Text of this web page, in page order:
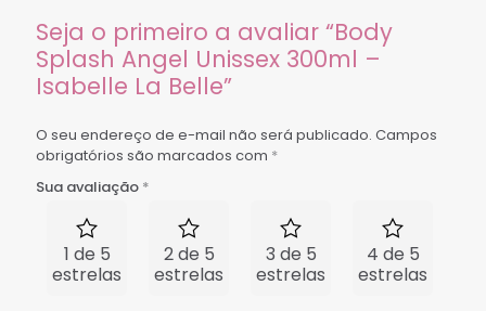
Seja o primeiro a avaliar “Body
Splash Angel Unissex 300ml –
Isabelle La Belle”
O seu endereço de e-mail não será publicado. Campos
obrigatórios são marcados com *
Sua avaliação *
1 de 5
estrelas
2 de 5
estrelas
3 de 5
estrelas
4 de 5
estrelas